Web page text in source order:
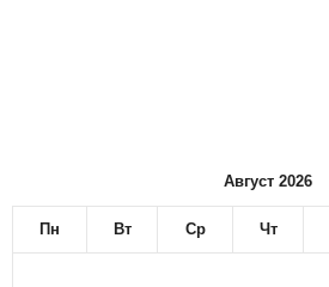
Август 2026
Пн Вт Ср Чт